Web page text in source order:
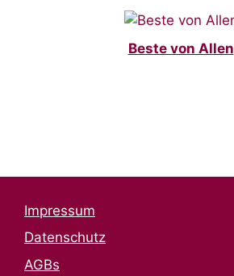
Beste von Allen
Impressum
Datenschutz
AGBs